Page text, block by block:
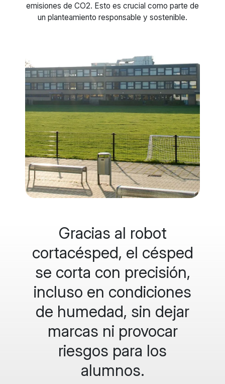
emisiones de CO2. Esto es crucial como parte de
un planteamiento responsable y sostenible.
Gracias al robot
cortacésped, el césped
se corta con precisión,
incluso en condiciones
de humedad, sin dejar
marcas ni provocar
riesgos para los
alumnos.